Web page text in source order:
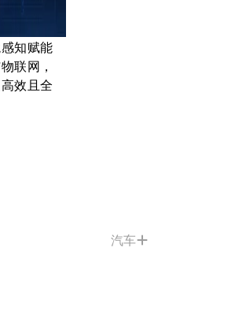
知赋能
联网，
效且全
汽车